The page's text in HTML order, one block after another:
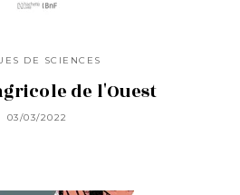
DE SCIENCES
de l'Ouest
03/03/2022